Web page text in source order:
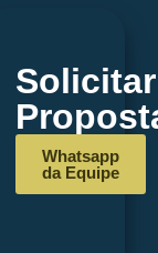
Solicitar
Whatsapp
da Equipe